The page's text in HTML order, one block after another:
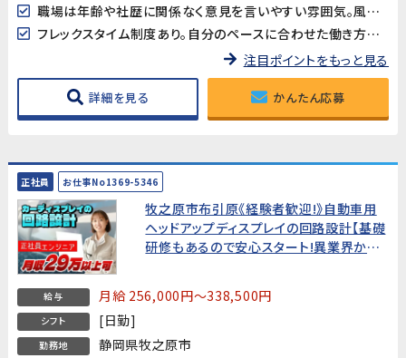
職場は年齢や社歴に関係なく意見を言いやすい雰囲気。風通しがよく、フラットな関係で働けるのが魅力です。
フレックスタイム制度あり。自分のペースに合わせた働き方ができ、仕事とプライベートの両立がしやすい環境です。
注目ポイントをもっと見る
詳細を見る かんたん応募
正社員 お仕事No1369-5346
牧之原市布引原《経験者歓迎!》自動車用
ヘッドアップディスプレイの回路設計【基礎
研修もあるので安心スタート!異業界から
給与 月給 256,000円～338,500円
シフト [日勤]
勤務地 静岡県牧之原市